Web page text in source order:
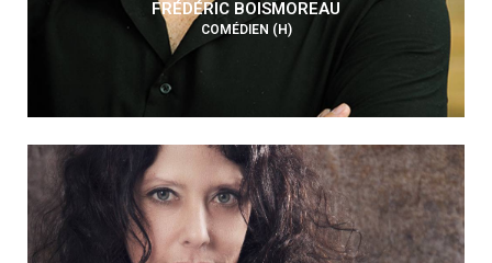
FRÉDÉRIC BOISMOREAU
COMÉDIEN (H)